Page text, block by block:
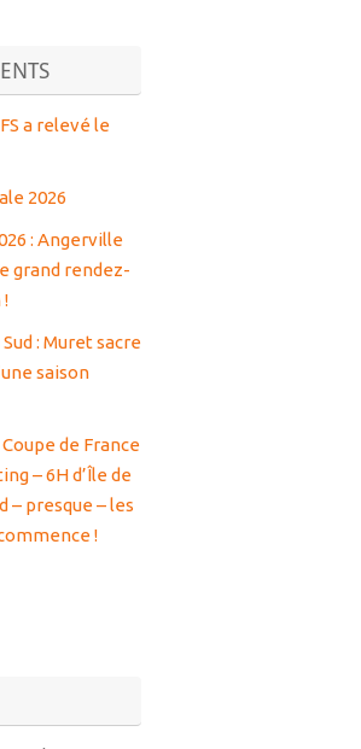
a relevé le
2026
: Angerville
grand rendez-
!
: Muret sacre
saison
de France
– 6H d’Île de
– presque – les
!